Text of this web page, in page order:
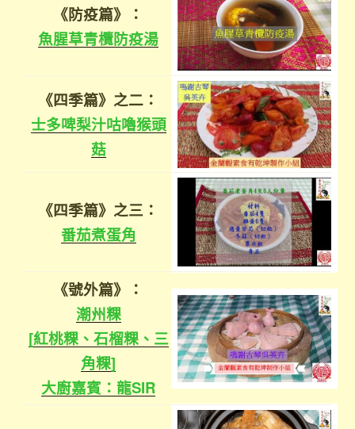
《防疫篇》：
魚腥草青欖防疫湯
《四季篇》之二：
士多啤梨汁咕嚕猴頭
菇
《四季篇》之三：
番茄煮蛋角
《號外篇》：
潮州粿
[紅桃粿、石榴粿、三
角粿]
大廚嘉賓：龍SIR